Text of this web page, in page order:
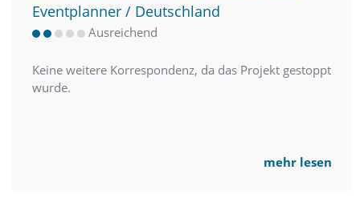
Eventplanner / Deutschland
Ausreichend
Keine weitere Korrespondenz, da das Projekt gestoppt
wurde.
mehr lesen